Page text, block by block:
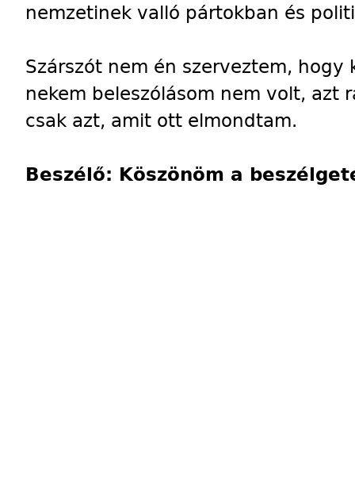
nemzetinek valló pártokban és
Szárszót nem én szerveztem,
nekem beleszólásom nem volt, azt
csak azt, amit ott elmondtam.
Beszélő: Köszönöm a